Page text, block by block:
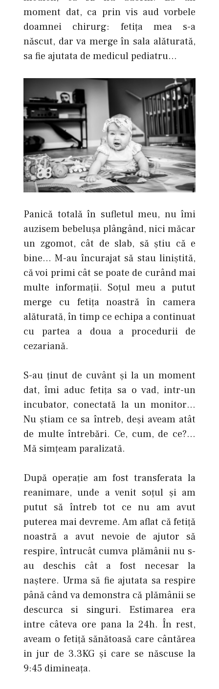
moment dat, ca prin vis aud vorbele
doamnei chirurg: fetiţa mea s-a
născut, dar va merge în sala alăturată,
sa fie ajutata de medicul pediatru…
Panică totală în sufletul meu, nu îmi
auzisem bebelușa plângând, nici măcar
un zgomot, cât de slab, să știu că e
bine… M-au încurajat să stau liniștită,
că voi primi cât se poate de curând mai
multe informații. Soțul meu a putut
merge cu fetiţa noastră în camera
alăturată, în timp ce echipa a continuat
cu partea a doua a procedurii de
cezariană.
S-au ținut de cuvânt şi la un moment
dat, îmi aduc fetița sa o vad, intr-un
incubator, conectată la un monitor…
Nu știam ce sa întreb, deși aveam atât
de multe întrebări. Ce, cum, de ce?…
Mă simțeam paralizată.
După operație am fost transferata la
reanimare, unde a venit soțul şi am
putut să întreb tot ce nu am avut
puterea mai devreme. Am aflat că fetiță
noastră a avut nevoie de ajutor să
respire, întrucât cumva plămânii nu s-
au deschis cât a fost necesar la
naștere. Urma să fie ajutata sa respire
până când va demonstra că plămânii se
descurca si singuri. Estimarea era
intre câteva ore pana la 24h. În rest,
aveam o fetiță sănătoasă care cântărea
in jur de 3.3KG şi care se născuse la
9:45 dimineaţa.